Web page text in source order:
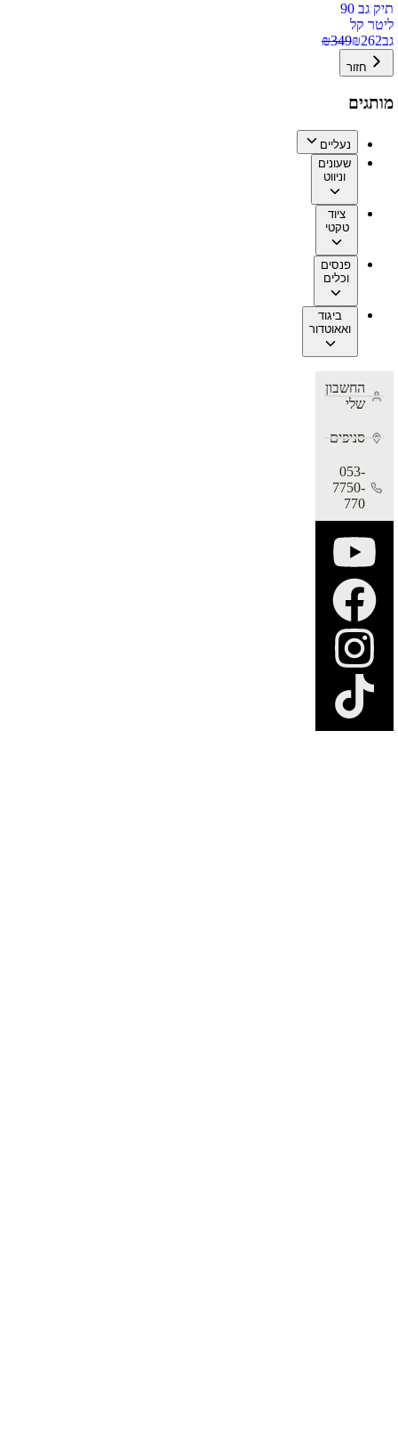
תיק גב 90
ליטר קל
גב
₪262
₪349
חזור
מותגים
נעליים
שעונים
וניווט
ציוד
טקטי
פנסים
וכלים
ביגוד
ואאוטדור
החשבון
שלי
סניפים
053-
7750-
770